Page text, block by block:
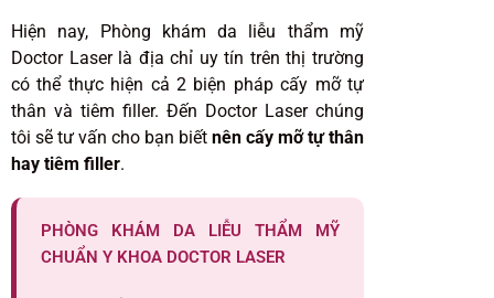
Hiện nay, Phòng khám da liễu thẩm mỹ
Doctor Laser là địa chỉ uy tín trên thị trường
có thể thực hiện cả 2 biện pháp cấy mỡ tự
thân và tiêm filler. Đến Doctor Laser chúng
tôi sẽ tư vấn cho bạn biết nên cấy mỡ tự thân
hay tiêm filler.
PHÒNG KHÁM DA LIỄU THẨM MỸ
CHUẨN Y KHOA DOCTOR LASER